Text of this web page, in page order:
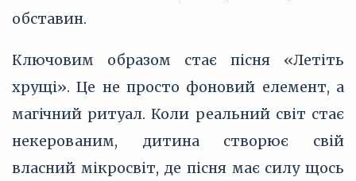
обставин.
Ключовим образом стає пісня «Летіть
хрущі». Це не просто фоновий елемент, а
магічний ритуал. Коли реальний світ стає
некерованим, дитина створює свій
власний мікросвіт, де пісня має силу щось